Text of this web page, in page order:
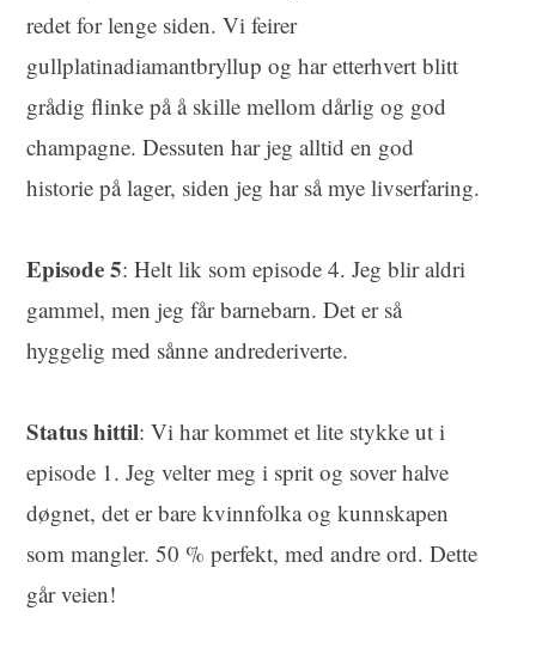
redet for lenge siden. Vi feirer
gullplatinadiamantbryllup og har etterhvert blitt
grådig flinke på å skille mellom dårlig og god
champagne. Dessuten har jeg alltid en god
historie på lager, siden jeg har så mye livserfaring.
Episode 5: Helt lik som episode 4. Jeg blir aldri
gammel, men jeg får barnebarn. Det er så
hyggelig med sånne andrederiverte.
Status hittil: Vi har kommet et lite stykke ut i
episode 1. Jeg velter meg i sprit og sover halve
døgnet, det er bare kvinnfolka og kunnskapen
som mangler. 50 % perfekt, med andre ord. Dette
går veien!